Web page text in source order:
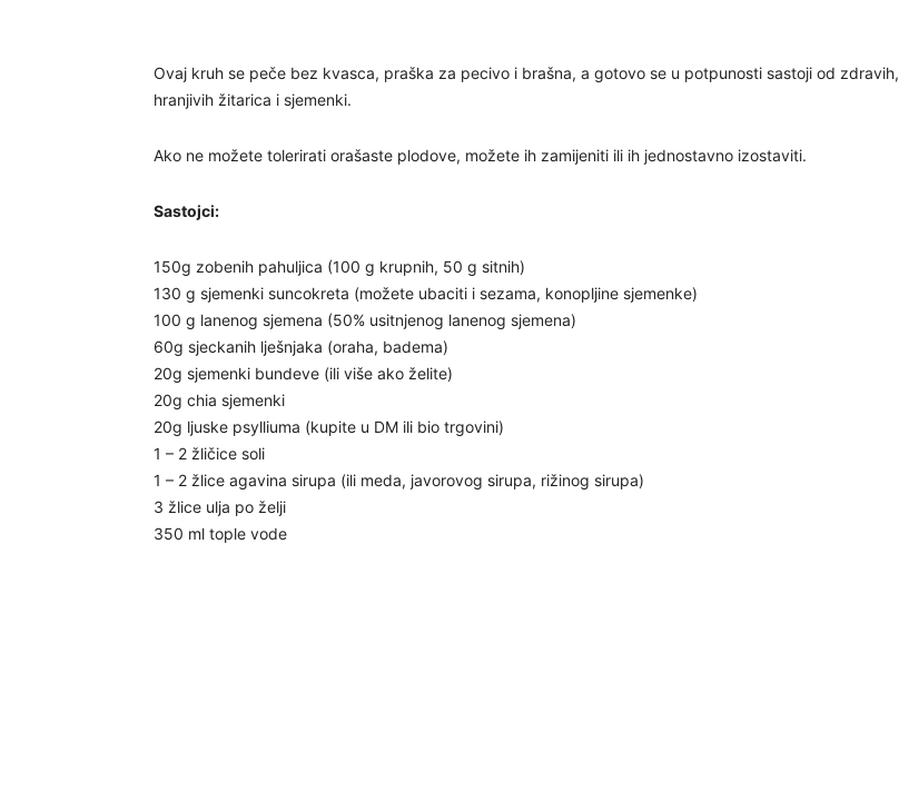
Ovaj kruh se peče bez kvasca, praška za pecivo i brašna, a gotovo se u potpunosti sastoji od zdravih,
hranjivih žitarica i sjemenki.
Ako ne možete tolerirati orašaste plodove, možete ih zamijeniti ili ih jednostavno izostaviti.
Sastojci:
150g zobenih pahuljica (100 g krupnih, 50 g sitnih)
130 g sjemenki suncokreta (možete ubaciti i sezama, konopljine sjemenke)
100 g lanenog sjemena (50% usitnjenog lanenog sjemena)
60g sjeckanih lješnjaka (oraha, badema)
20g sjemenki bundeve (ili više ako želite)
20g chia sjemenki
20g ljuske psylliuma (kupite u DM ili bio trgovini)
1 – 2 žličice soli
1 – 2 žlice agavina sirupa (ili meda, javorovog sirupa, rižinog sirupa)
3 žlice ulja po želji
350 ml tople vode